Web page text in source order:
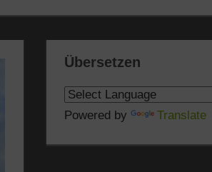
Übersetzen
Powered by Translate